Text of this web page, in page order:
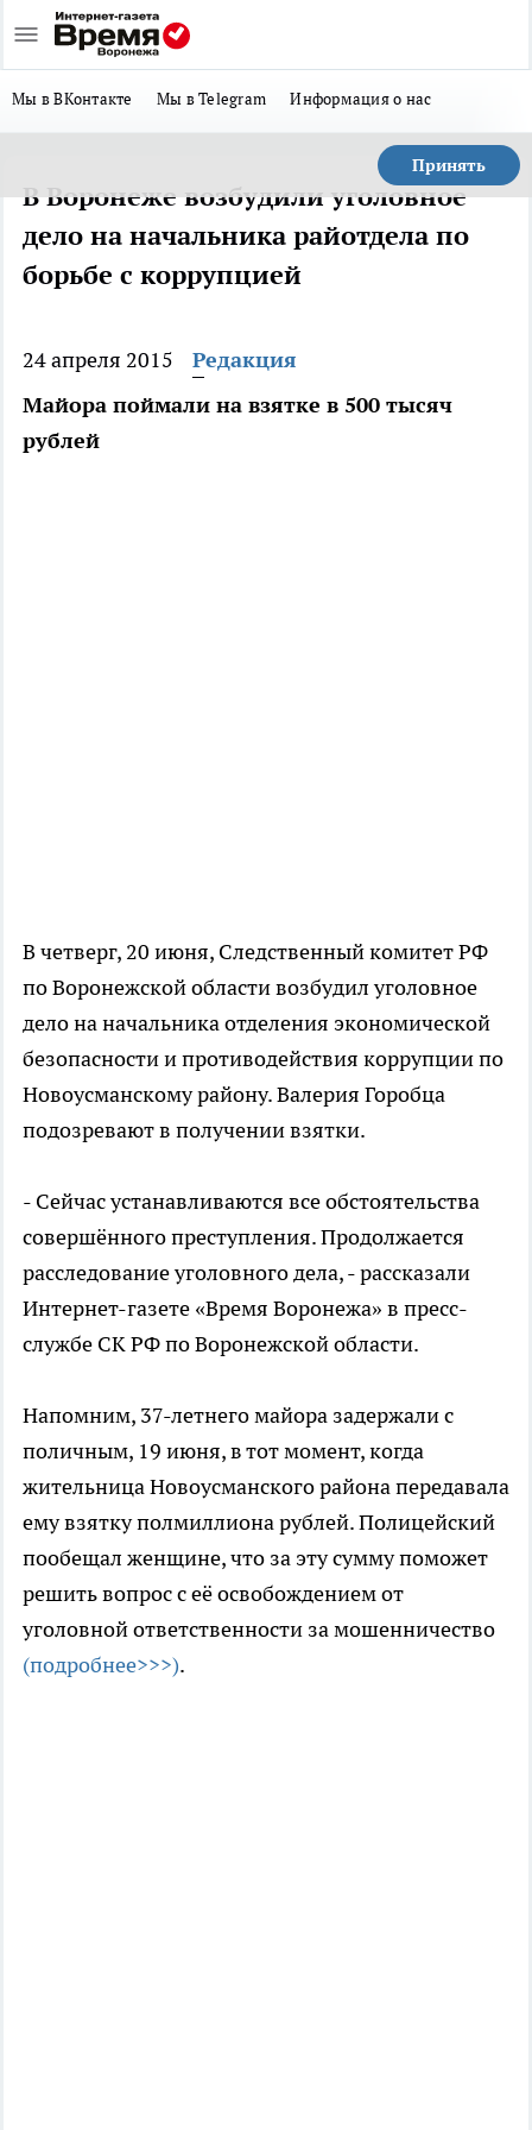
Мы в ВКонтакте Мы в Telegram Информация о нас
Принять
В Воронеже возбудили уголовное
дело на начальника райотдела по
борьбе с коррупцией
24 апреля 2015
Редакция
Майора поймали на взятке в 500 тысяч
рублей
В четверг, 20 июня, Следственный комитет РФ
по Воронежской области возбудил уголовное
дело на начальника отделения экономической
безопасности и противодействия коррупции по
Новоусманскому району. Валерия Горобца
подозревают в получении взятки.
- Сейчас устанавливаются все обстоятельства
совершённого преступления. Продолжается
расследование уголовного дела, - рассказали
Интернет-газете «Время Воронежа» в пресс-
службе СК РФ по Воронежской области.
Напомним, 37-летнего майора задержали с
поличным, 19 июня, в тот момент, когда
жительница Новоусманского района передавала
ему взятку полмиллиона рублей. Полицейский
пообещал женщине, что за эту сумму поможет
решить вопрос с её освобождением от
уголовной ответственности за мошенничество
(подробнее>>>).